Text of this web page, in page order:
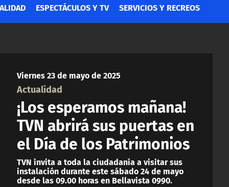
ESPECTÁCULOS Y TV SERVICIOS Y RECREOS
Viernes 23 de mayo de 2025
Actualidad
¡Los esperamos mañana!
TVN abrirá sus puertas en
el Día de los Patrimonios
TVN invita a toda la ciudadanía a visitar sus
instalación durante este sábado 24 de mayo
desde las 09.00 horas en Bellavista 0990.